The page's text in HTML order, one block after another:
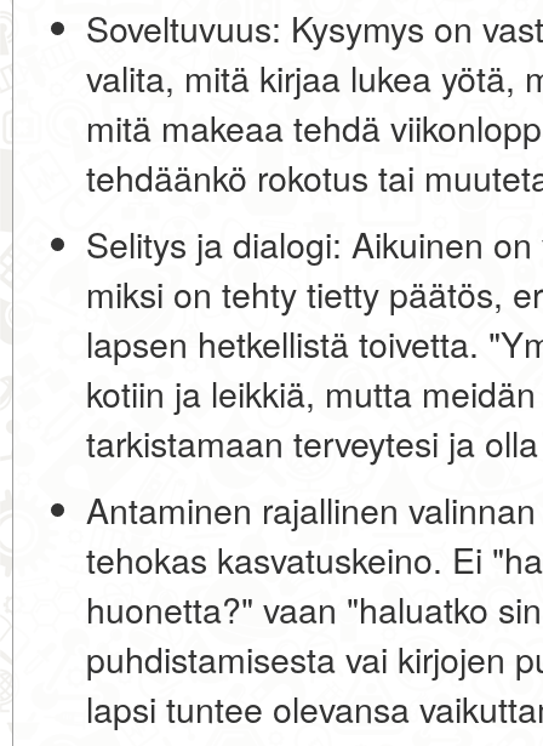
Soveltuvuus: Kysymys on
valita, mitä kirjaa lukea yötä,
mitä makeaa tehdä
tehdäänkö rokotus tai
Selitys ja dialogi: Aikuinen
miksi on tehty tietty päätös,
lapsen hetkellistä toivetta.
kotiin ja leikkiä, mutta
tarkistamaan terveytesi ja
Antaminen rajallinen
tehokas kasvatuskeino. Ei
huonetta?" vaan "haluatko
puhdistamisesta vai kirjojen
lapsi tuntee olevansa